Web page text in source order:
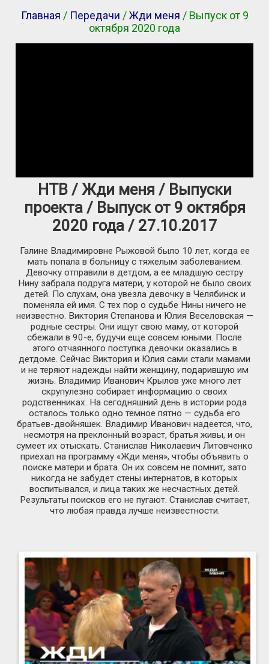
Главная / Передачи /Жди меня / Выпуск от 9
октября 2020 года
НТВ / Жди меня / Выпуски
проекта / Выпуск от 9 октября
2020 года / 27.10.2017
Галине Владимировне Рыжовой было 10 лет, когда ее
мать попала в больницу с тяжелым заболеванием.
Девочку отправили в детдом, а ее младшую сестру
Нину забрала подруга матери, у которой не было своих
детей. По слухам, она увезла девочку в Челябинск и
поменяла ей имя. С тех пор о судьбе Нины ничего не
неизвестно. Виктория Степанова и Юлия Веселовская —
родные сестры. Они ищут свою маму, от которой
сбежали в 90-е, будучи еще совсем юными. После
этого отчаянного поступка девочки оказались в
детдоме. Сейчас Виктория и Юлия сами стали мамами
и не теряют надежды найти женщину, подарившую им
жизнь. Владимир Иванович Крылов уже много лет
скрупулезно собирает информацию о своих
родственниках. На сегодняшний день в истории рода
осталось только одно темное пятно — судьба его
братьев-двойняшек. Владимир Иванович надеется, что,
несмотря на преклонный возраст, братья живы, и он
сумеет их отыскать. Станислав Николаевич Литовченко
приехал на программу «Жди меня», чтобы объявить о
поиске матери и брата. Он их совсем не помнит, зато
никогда не забудет стены интернатов, в которых
воспитывался, и лица таких же несчастных детей.
Результаты поисков его не пугают. Станислав считает,
что любая правда лучше неизвестности.